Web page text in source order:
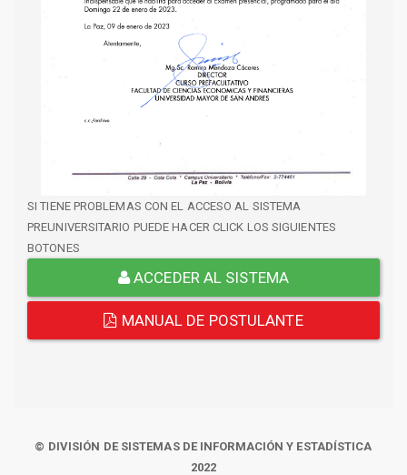
SI TIENE PROBLEMAS CON EL ACCESO AL SISTEMA
PREUNIVERSITARIO PUEDE HACER CLICK LOS SIGUIENTES
BOTONES
ACCEDER AL SISTEMA
MANUAL DE POSTULANTE
© DIVISIÓN DE SISTEMAS DE INFORMACIÓN Y ESTADÍSTICA
2022